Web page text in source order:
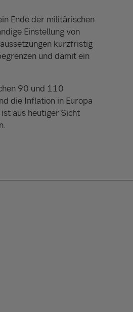
Ende der militärischen
Einstellung von
kurzfristig
und damit ein
90 und 110
die Inflation in Europa
aus heutiger Sicht